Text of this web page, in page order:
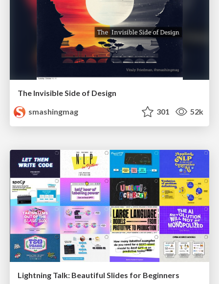
The Invisible Side of Design
smashingmag
301 52k
Lightning Talk: Beautiful Slides for Beginners